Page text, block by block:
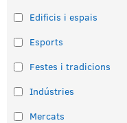
Edificis i espais
Esports
Festes i tradicions
Indústries
Mercats